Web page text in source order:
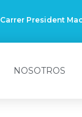
Carrer President
NOSOTROS